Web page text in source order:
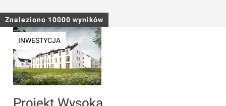
Znaleziono 10000 wyników
INWESTYCJA
Projekt Wysoka